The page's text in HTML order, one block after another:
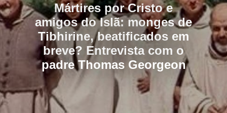
Mártires por Cristo e
amigos do Islã: monges de
Tibhirine, beatificados em
breve? Entrevista com o
padre Thomas Georgeon